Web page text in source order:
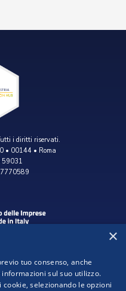
i diritti riservati.
• 00144 • Roma
59031
×
tuo consenso, anche
sul suo utilizzo.
selezionando le opzioni